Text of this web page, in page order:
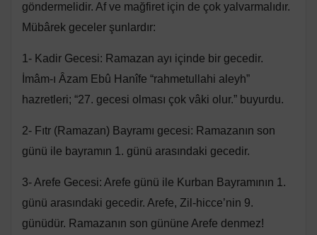
göndermelidir. Af ve mağfiret için de çok yalvarmalıdır.
Mübârek geceler şunlardır:
1- Kadir Gecesi: Ramazan ayı içinde bir gecedir.
İmâm-ı Âzam Ebû Hanîfe “rahmetullahi aleyh”
hazretleri; “27. gecesi olması çok vâki olur.” buyurdu.
2- Fıtr (Ramazan) Bayramı gecesi: Ramazanın son
günü ile bayramın 1. günü arasındaki gecedir.
3- Arefe Gecesi: Arefe günü ile Kurban Bayramının 1.
günü arasındaki gecedir. Arefe, Zil-hicce’nin 9.
günüdür. Ramazanın son gününe Arefe denmez!